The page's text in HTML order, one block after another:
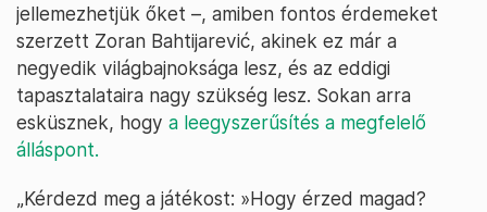
jellemezhetjük őket –, amiben fontos érdemeket
szerzett Zoran Bahtijarević, akinek ez már a
negyedik világbajnoksága lesz, és az eddigi
tapasztalataira nagy szükség lesz. Sokan arra
esküsznek, hogy a leegyszerűsítés a megfelelő
álláspont.
„Kérdezd meg a játékost: »Hogy érzed magad?